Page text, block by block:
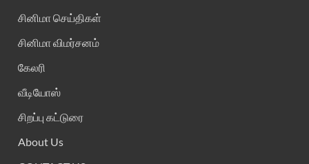
சினிமா செய்திகள்
சினிமா விமர்சனம்
கேலரி
வீடியோஸ்
சிறப்பு கட்டுரை
About Us